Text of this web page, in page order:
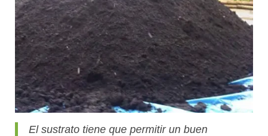
El sustrato tiene que permitir un buen